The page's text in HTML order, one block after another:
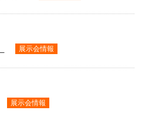
展示会情報
展示会情報